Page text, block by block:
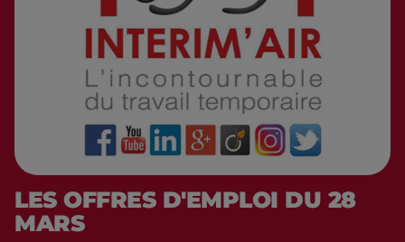
LES OFFRES D'EMPLOI DU 28
MARS